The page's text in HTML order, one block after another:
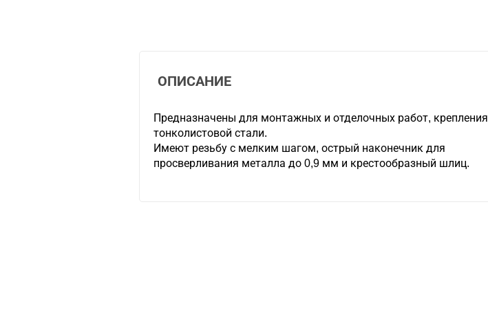
ОПИСАНИЕ
Предназначены для монтажных и отделочных работ, крепления
тонколистовой стали.
Имеют резьбу с мелким шагом, острый наконечник для
просверливания металла до 0,9 мм и крестообразный шлиц.